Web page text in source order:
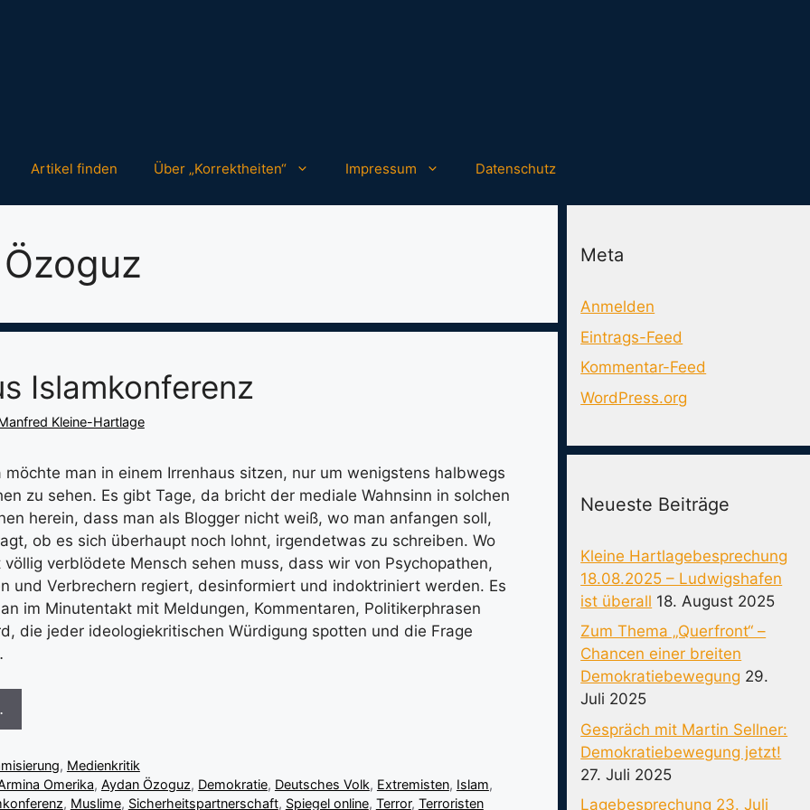
Artikel finden Über „Korrektheiten“ Impressum Datenschutz
Islamkonferenz
Kleine-Hartlage
möchte man in einem Irrenhaus sitzen, nur um wenigstens halbwegs
zu sehen. Es gibt Tage, da bricht der mediale Wahnsinn in solchen
herein, dass man als Blogger nicht weiß, wo man anfangen soll,
ob es sich überhaupt noch lohnt, irgendetwas zu schreiben. Wo
verblödete Mensch sehen muss, dass wir von Psychopathen,
und Verbrechern regiert, desinformiert und indoktriniert werden. Es
im Minutentakt mit Meldungen, Kommentaren, Politikerphrasen
die jeder ideologiekritischen Würdigung spotten und die Frage
, Medienkritik
Omerika, Aydan Özoguz, Demokratie, Deutsches Volk, Extremisten, Islam,
, Muslime, Sicherheitspartnerschaft, Spiegel online, Terror, Terroristen
Meta
Anmelden
Eintrags-Feed
Kommentar-Feed
WordPress.org
Neueste Beiträge
Kleine Hartlagebesprechung
18.08.2025 – Ludwigshafen
ist überall 18. August 2025
Zum Thema „Querfront“ –
Chancen einer breiten
Demokratiebewegung 29.
Juli 2025
Gespräch mit Martin Sellner:
Demokratiebewegung jetzt!
27. Juli 2025
Lagebesprechung 23. Juli